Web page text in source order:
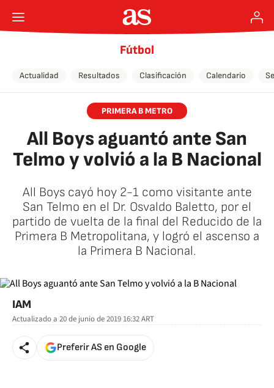
Fútbol
Actualidad Resultados Clasificación Calendario
PRIMERA B METRO
All Boys aguantó ante San
Telmo y volvió a la B Nacional
All Boys cayó hoy 2-1 como visitante ante
San Telmo en el Dr. Osvaldo Baletto, por el
partido de vuelta de la final del Reducido de la
Primera B Metropolitana, y logró el ascenso a
la Primera B Nacional.
IAM
Actualizado a 20 de junio de 2019 16:32ART
Preferir AS en Google